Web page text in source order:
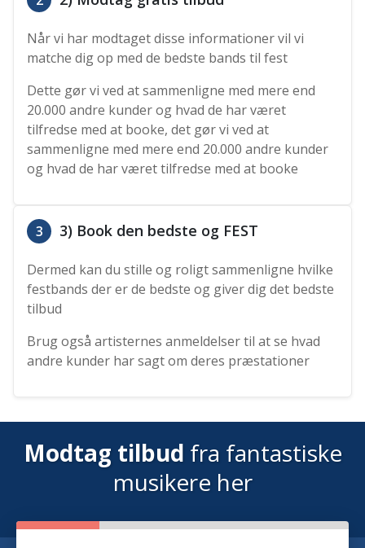
Når vi har modtaget disse informationer vil vi
matche dig op med de bedste bands til fest
Dette gør vi ved at sammenligne med mere end
20.000 andre kunder og hvad de har været
tilfredse med at booke, det gør vi ved at
sammenligne med mere end 20.000 andre kunder
og hvad de har været tilfredse med at booke
3 3) Book den bedste og FEST
Dermed kan du stille og roligt sammenligne hvilke
festbands der er de bedste og giver dig det bedste
tilbud
Brug også artisternes anmeldelser til at se hvad
andre kunder har sagt om deres præstationer
Modtag tilbud fra fantastiske
musikere her